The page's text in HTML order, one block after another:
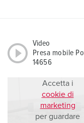
Video
Presa mobile
14656
Accetta i
cookie di
marketing
per guardare